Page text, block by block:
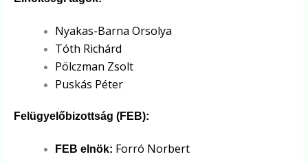
Nyakas-Barna Orsolya
Tóth Richárd
Pölczman Zsolt
Puskás Péter
Felügyelőbizottság (FEB):
FEB elnök: Forró Norbert